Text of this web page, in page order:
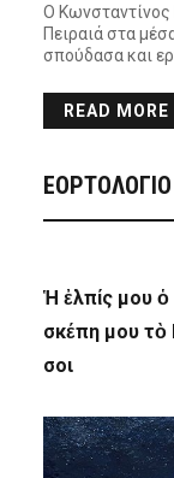
Ο Κωνσταντίνος
Πειραιά στα
σπούδασα και
READ MORE
ΕΟΡΤΟΛΟΓΙΟ
Ἡ ἐλπίς μου
σκέπη μου τὸ
σοι